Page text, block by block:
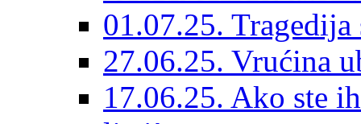
01.07.25.
27.06.25. Vrućina
17.06.25. Ako ste